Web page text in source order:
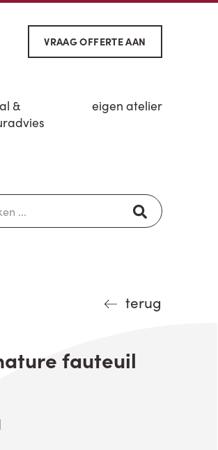
VRAAG OFFERTE AAN
&
eigen atelier
terug
fauteuil